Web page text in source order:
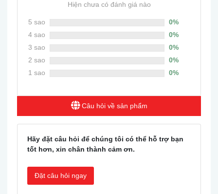
Hiện chưa có đánh giá nào
5 sao
0%
4 sao
0%
3 sao
0%
2 sao
0%
1 sao
0%
Câu hỏi về sản phẩm
Hãy đặt câu hỏi để chúng tôi có thể hỗ trợ bạn
tốt hơn, xin chân thành cảm ơn.
Đặt câu hỏi ngay